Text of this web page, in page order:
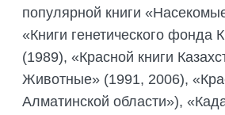
популярной книги
«Книги генетического фонда
(1989), «Красной книги
Животные» (1991, 2006),
Алматинской области»),